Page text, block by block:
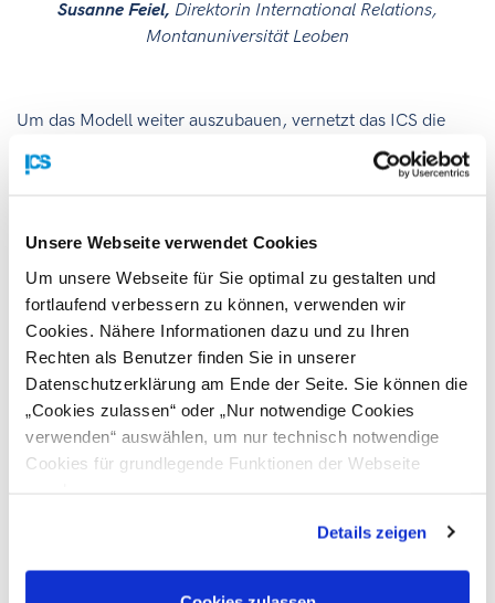
Unsere Webseite verwendet Cookies
Um unsere Webseite für Sie optimal zu gestalten und
fortlaufend verbessern zu können, verwenden wir
Cookies. Nähere Informationen dazu und zu Ihren
Rechten als Benutzer finden Sie in unserer
Datenschutzerklärung am Ende der Seite. Sie können die
„Cookies zulassen“ oder „Nur notwendige Cookies
verwenden“ auswählen, um nur technisch notwendige
Cookies für grundlegende Funktionen der Webseite
Details zeigen
Susanne Feiel, Direktorin International Relations,
Montanuniversität Leoben
Um das Modell weiter auszubauen, vernetzt das ICS die
Montanuniversität fortlaufend mit Unternehmen, die sich
aktiv am dualen Ausbildungssystem beteiligen. Derzeit
vonLandesrat Willibald Ehrenhöfersowie führenden
Industriebetrieben, die bereits Praktikumsplätze für
indische Studierende schaffen. Ziel ist es, den Dialog
zwischen Wirtschaft, Wissenschaft und internationalen
Talenten zu vertiefen und neue Kooperationen anzustoßen –
ein entscheidender Schritt, um künftige Fachkräfte
frühzeitig zu binden
Das ICS und die Montanuniversität Leoben setzen ihren
und Wirtschaftsstandort für junge Talente weltweit zu
positionieren.